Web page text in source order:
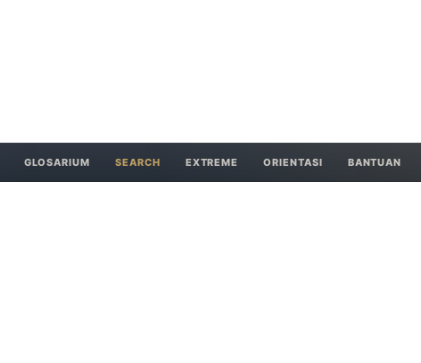
GLOSARIUM SEARCH EXTREME ORIENTASI BANTUAN